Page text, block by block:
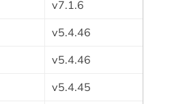
v7.1.6
v5.4.46
v5.4.46
v5.4.45